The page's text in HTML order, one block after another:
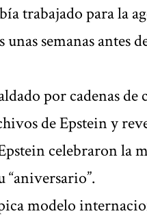
trabajado para la
semanas antes
por cadenas
de Epstein y
celebraron la
modelo